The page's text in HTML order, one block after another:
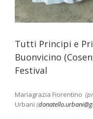
Tutti Principi e
Buonvicino
Festival
Mariagrazia Fiorentino
Urbani (